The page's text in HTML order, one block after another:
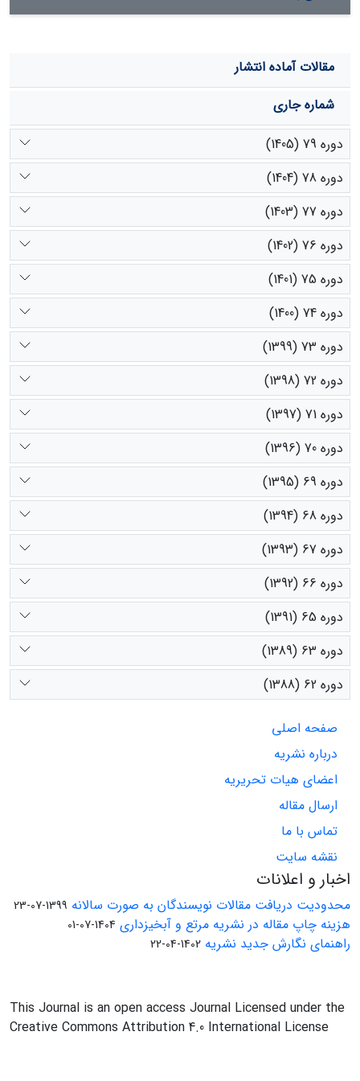
مقالات آماده انتشار
شماره جاری
دوره 79 (1405)
دوره 78 (1404)
دوره 77 (1403)
دوره 76 (1402)
دوره 75 (1401)
دوره 74 (1400)
دوره 73 (1399)
دوره 72 (1398)
دوره 71 (1397)
دوره 70 (1396)
دوره 69 (1395)
دوره 68 (1394)
دوره 67 (1393)
دوره 66 (1392)
دوره 65 (1391)
دوره 63 (1389)
دوره 62 (1388)
صفحه اصلی
درباره نشریه
اعضای هیات تحریریه
ارسال مقاله
تماس با ما
نقشه سایت
اخبار و اعلانات
محدودیت دریافت مقالات نویسندگان به صورت سالانه 1399-07-23
هزینه چاپ مقاله در نشریه مرتع و آبخیزداری 1404-07-01
راهنمای نگارش جدید نشریه 1402-04-22
This Journal is an open access Journal Licensed under the
Creative Commons Attribution 4.0 International License